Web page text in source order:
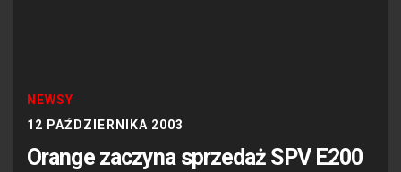
NEWSY
12 PAŹDZIERNIKA 2003
Orange zaczyna sprzedaż SPV E200